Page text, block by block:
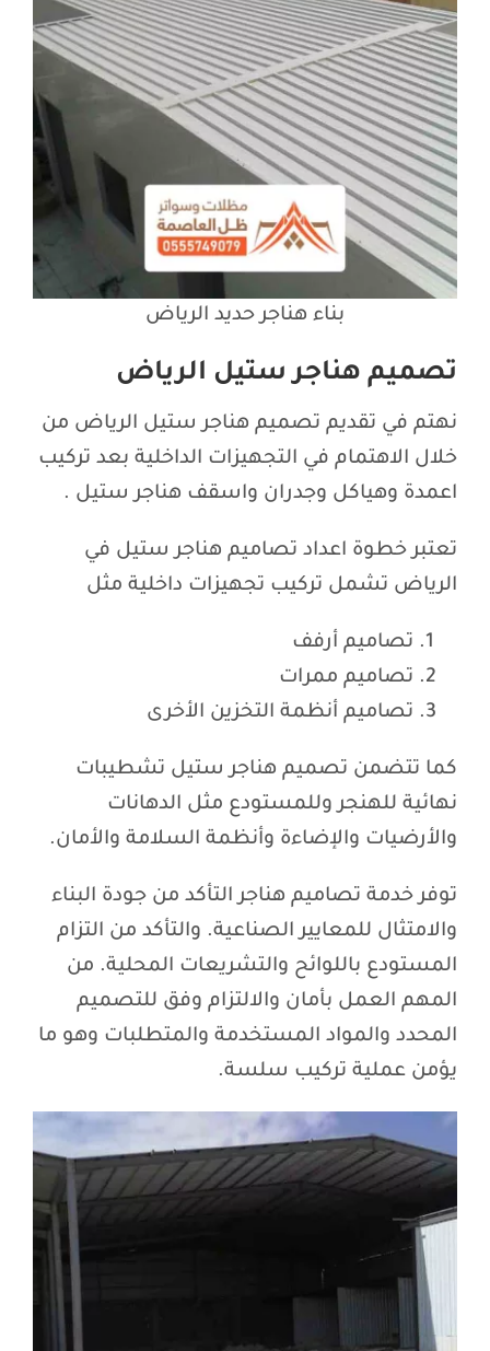
بناء هناجر حديد الرياض
تصميم هناجر ستيل الرياض
نهتم في تقديم تصميم هناجر ستيل الرياض من
خلال الاهتمام في التجهيزات الداخلية بعد تركيب
اعمدة وهياكل وجدران واسقف هناجر ستيل .
تعتبر خطوة اعداد تصاميم هناجر ستيل في
الرياض تشمل تركيب تجهيزات داخلية مثل
تصاميم أرفف
تصاميم ممرات
تصاميم أنظمة التخزين الأخرى
كما تتضمن تصميم هناجر ستيل تشطيبات
نهائية للهنجر وللمستودع مثل الدهانات
والأرضيات والإضاءة وأنظمة السلامة والأمان.
توفر خدمة تصاميم هناجر التأكد من جودة البناء
والامتثال للمعايير الصناعية. والتأكد من التزام
المستودع باللوائح والتشريعات المحلية. من
المهم العمل بأمان والالتزام وفق للتصميم
المحدد والمواد المستخدمة والمتطلبات وهو ما
يؤمن عملية تركيب سلسة.